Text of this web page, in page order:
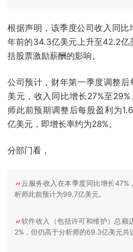
根据声明，该季度公司收入同比
年前的34.3亿美元上升至42.2亿
括股票激励薪酬的影响。
公司预计，财年第一季度调整后
美元，收入同比增长27%至
师此前预期调整后每股盈利为
亿美元，即增长率约为28%。
分部门看，
云服务收入在本季度同比增长47%
析师此前预计为99.7亿美元。
软件收入（包括许可和维护）总额
2%，但仍高于分析师的69.3亿美元共